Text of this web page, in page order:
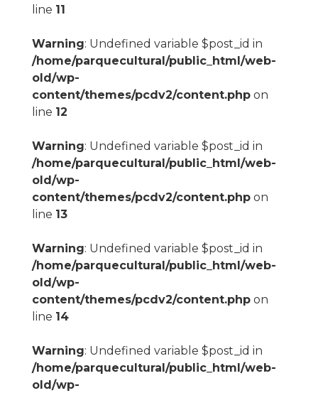
line 11
Warning: Undefined variable $post_id in
/home/parquecultural/public_html/web-
old/wp-
content/themes/pcdv2/content.phpon
line 12
Warning: Undefined variable $post_id in
/home/parquecultural/public_html/web-
old/wp-
content/themes/pcdv2/content.phpon
line 13
Warning: Undefined variable $post_id in
/home/parquecultural/public_html/web-
old/wp-
content/themes/pcdv2/content.phpon
line 14
Warning: Undefined variable $post_id in
/home/parquecultural/public_html/web-
old/wp-